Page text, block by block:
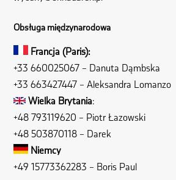
Obsługa międzynarodowa
Francja (Paris):
+33 660025067 – Danuta Dąmbska
+33 663427447 – Aleksandra Lomanzo
Wielka Brytania:
+48 793119620 – Piotr Łazowski
+48 503870118 – Darek
Niemcy
+49 15773362283 – Boris Paul